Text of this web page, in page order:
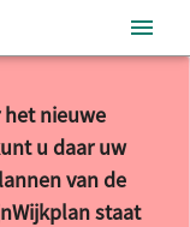
het nieuwe
u daar uw
van de
staat